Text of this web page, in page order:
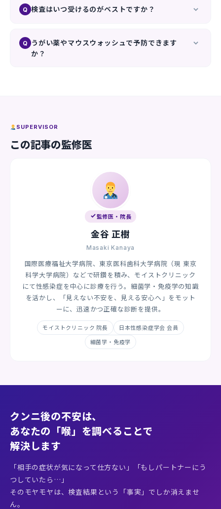
確認するのが最もスマートな解決策です。
違和感スタンダード」が最も選ばれています。相
Q 検査はいつ受けるのがベストですか？
精度が安定します。行為後72時間以内であれば、
予防内服（
Q
うがい薬やマウスウォッシュで予防できます
か？
SUPERVISOR
この記事の監修医
監修医・院長
金谷 正樹
Masaki Kanaya
国際医療福祉大学病院、東京医科歯科大学病院（現 東京
科学大学病院）などで研鑽を積み、モイストクリニック
にて性感染症を中心に診療を行う。細菌学・免疫学の知識
を活かし、「見えない不安を、見える安心へ」をモット
ーに、迅速かつ正確な診断を提供。
モイストクリニック 院長
日本性感染症学会 会員
細菌学・免疫学
クンニ後の不安は、
あなたの「喉」を調べることで
解決します
「相手の症状が気になって仕方ない」「もしパートナーにう
つしていたら…」
そのモヤモヤは、検査結果という「事実」でしか消えませ
ん。